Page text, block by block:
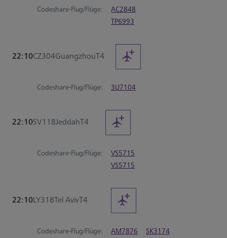
Codeshare-Flug/Flüge:
AC2848
TP6993
22:10CZ304GuangzhouT4
Codeshare-Flug/Flüge: 3U7104
22:10SV118JeddahT4
Codeshare-Flug/Flüge:
VS5715
VS5715
22:10LY318Tel AvivT4
Codeshare-Flug/Flüge: AM7876
SK3174